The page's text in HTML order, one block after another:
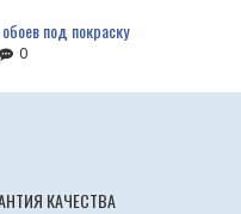
под покраску
0
КАЧЕСТВА